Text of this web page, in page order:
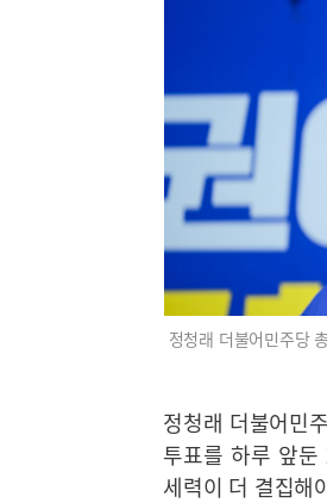
정청래 더불어민주당
정청래 더불어민
투표를 하루 앞
세력이 더 결집해